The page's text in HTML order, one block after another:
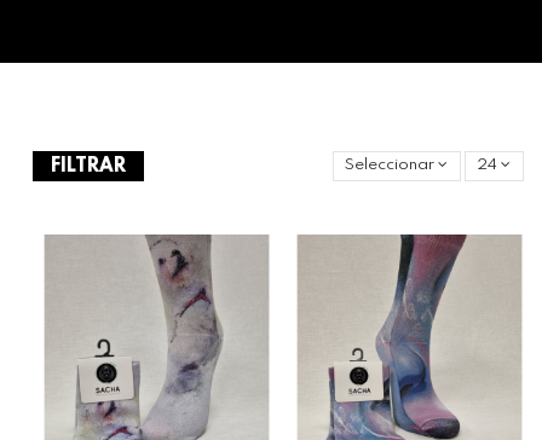
FILTRAR Seleccionar 24